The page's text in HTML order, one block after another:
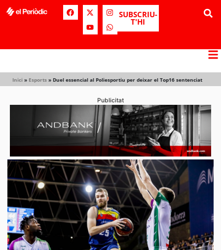
SUBSCRIU-
T'HI
Inici » Esports » Duel essencial al Poliesportiu per deixar el Top16 sentenciat
Publicitat